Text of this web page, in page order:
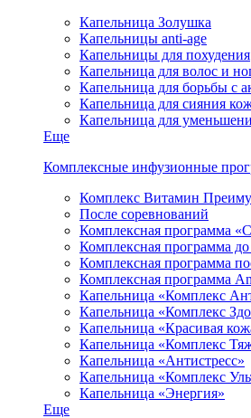
Капельница Золушка
Капельницы anti-age
Капельницы для похудения
Капельница для волос и
Капельница для борьбы с
Капельница для сияния
Капельница для
Еще
Комплексные инфузионные
Комплекс Витамин
После соревнований
Комплексная программа
Комплексная программа
Комплексная программа
Комплексная программа
Капельница «Комплекс
Капельница «Комплекс
Капельница «Красивая
Капельница «Комплекс
Капельница «Антистресс»
Капельница «Комплекс
Капельница «Энергия»
Еще